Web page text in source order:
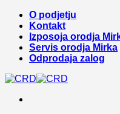
Skoči
vsebino
O podjetju
Kontakt
Izposoja orodja
Servis orodja Mirka
Odprodaja zalog